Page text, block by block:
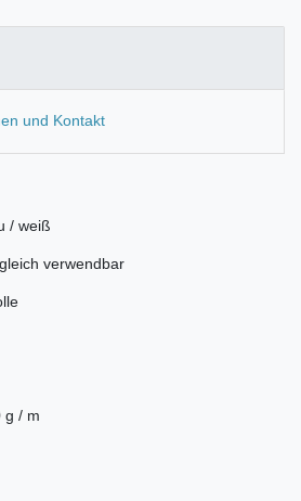
und Kontakt
/ weiß
verwendbar
g / m